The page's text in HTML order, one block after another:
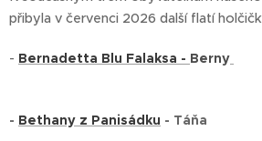
přibyla v červenci 2026 další flatí
- Bernadetta Blu Falaksa - Berny
- Bethany z Panisádku - Táňa